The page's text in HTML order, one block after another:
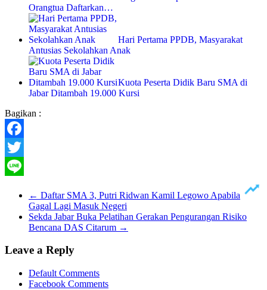
Orangtua Daftarkan…
Hari Pertama PPDB, Masyarakat
Antusias Sekolahkan Anak
Kuota Peserta Didik Baru SMA di
Jabar Ditambah 19.000 Kursi
Bagikan :
Facebook
Twitter
← Daftar SMA 3, Putri Ridwan Kamil Legowo Apabila
Gagal Lagi Masuk Negeri
Sekda Jabar Buka Pelatihan Gerakan Pengurangan Risiko
Bencana DAS Citarum →
Leave a Reply
Default Comments
Facebook Comments